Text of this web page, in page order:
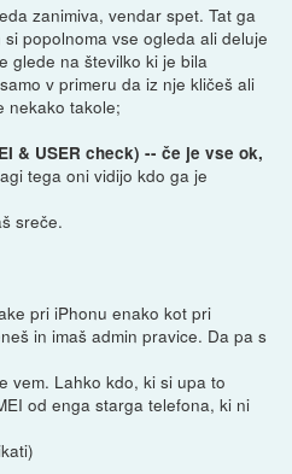
zanimiva, vendar spet. Tat ga
popolnoma vse ogleda ali deluje
glede na številko ki je bila
v primeru da iz nje kličeš ali
nekako takole;
& USER check) -- če je vse ok,
tega oni vidijo kdo ga je
sreče.
pri iPhonu enako kot pri
in imaš admin pravice. Da pa s
vem. Lahko kdo, ki si upa to
od enga starga telefona, ki ni